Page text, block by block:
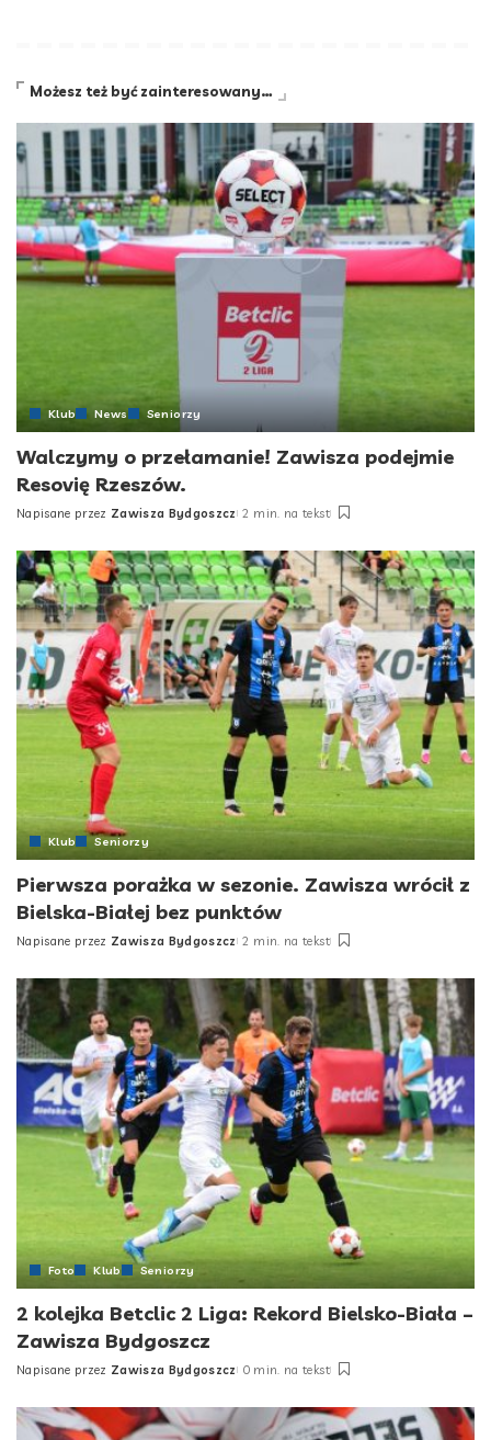
Możesz też być zainteresowany…
Klub News Seniorzy
Walczymy o przełamanie! Zawisza podejmie
Resovię Rzeszów.
Posted
Napisane przez Zawisza Bydgoszcz 2 min. na tekst
Klub Seniorzy
Pierwsza porażka w sezonie. Zawisza wrócił z
Bielska-Białej bez punktów
Posted
Napisane przez Zawisza Bydgoszcz 2 min. na tekst
Foto Klub Seniorzy
2 kolejka Betclic 2 Liga: Rekord Bielsko-Biała –
Zawisza Bydgoszcz
Posted
Napisane przez Zawisza Bydgoszcz 0 min. na tekst